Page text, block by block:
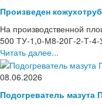
Произведен
На производственной
500 ТУ-1,0-М8-20Г-2-Т-4-
Читать далее...
08.06.2026
Подогреватель мазута